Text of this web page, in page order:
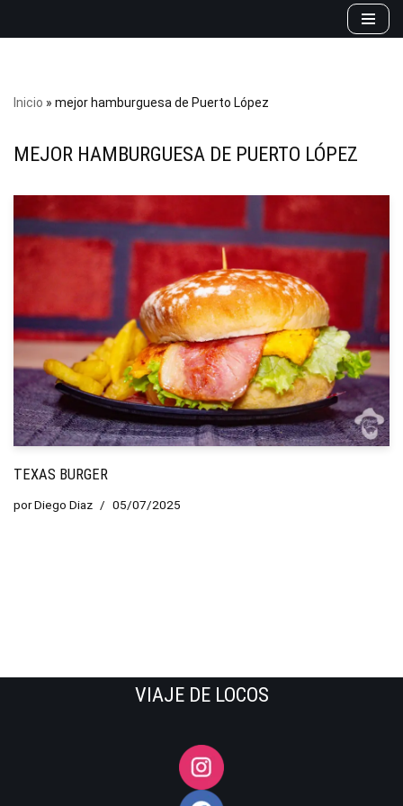
Inicio » mejor hamburguesa de Puerto López
MEJOR HAMBURGUESA DE PUERTO LÓPEZ
TEXAS BURGER
porDiego Diaz 05/07/2025
VIAJE DE LOCOS